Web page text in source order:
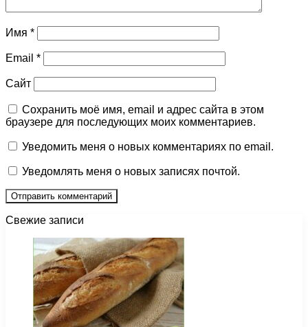
Имя *
Email *
Сайт
Сохранить моё имя, email и адрес сайта в этом
браузере для последующих моих комментариев.
Уведомить меня о новых комментариях по email.
Уведомлять меня о новых записях почтой.
Свежие записи